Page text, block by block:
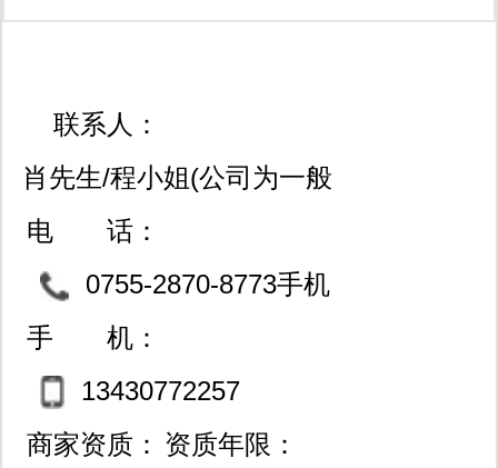
联系人：
肖先生/程小姐(公司为一般
纳税人，可开13%增票）
电 话：
0755-2870-8773手机
微信同号13430772257
手 机：
13430772257
商家资质： 资质年限：